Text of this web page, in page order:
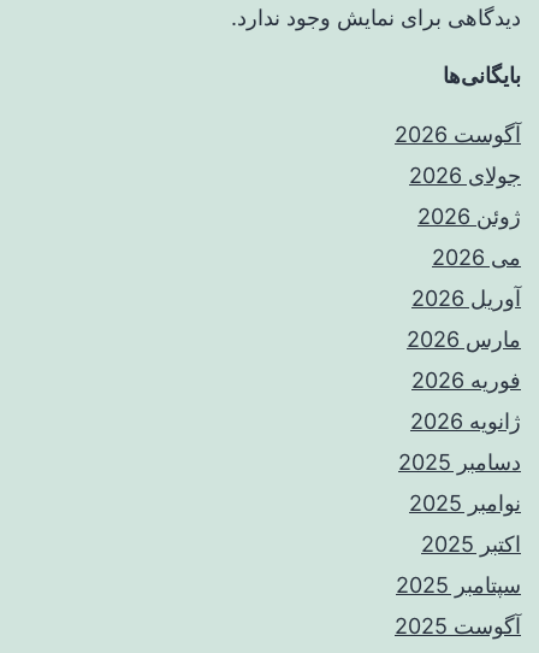
دیدگاهی برای نمایش وجود ندارد.
بایگانی‌ها
آگوست 2026
جولای 2026
ژوئن 2026
می 2026
آوریل 2026
مارس 2026
فوریه 2026
ژانویه 2026
دسامبر 2025
نوامبر 2025
اکتبر 2025
سپتامبر 2025
آگوست 2025